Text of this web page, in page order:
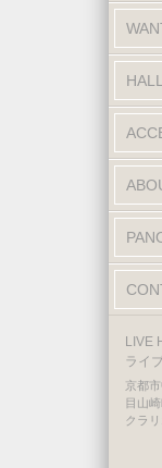
LIVE
ライ
京都
目山
クラ